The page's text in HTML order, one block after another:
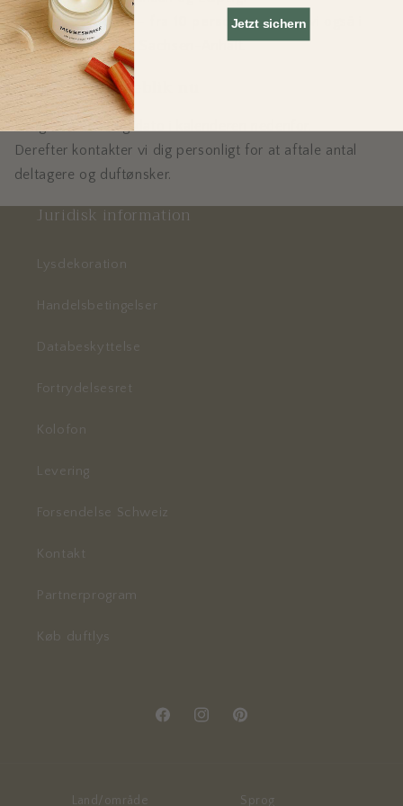
For større grupper –
fra 10 personer– kører vi også i
hele Sachsen og til Sachsen-Anhalt.
Vælg dit duftøjeblik nu
Vælg blot en ledig dato i kalenderen nedenfor.
Derefter kontakter vi dig personligt for at aftale antal
deltagere og duftønsker.
Juridisk information
Lysdekoration
Handelsbetingelser
Databeskyttelse
Fortrydelsesret
Kolofon
Levering
Forsendelse Schweiz
Kontakt
Partnerprogram
Køb duftlys
FacebookInstagramPinterest
Land/område Sprog
Jetzt sichern